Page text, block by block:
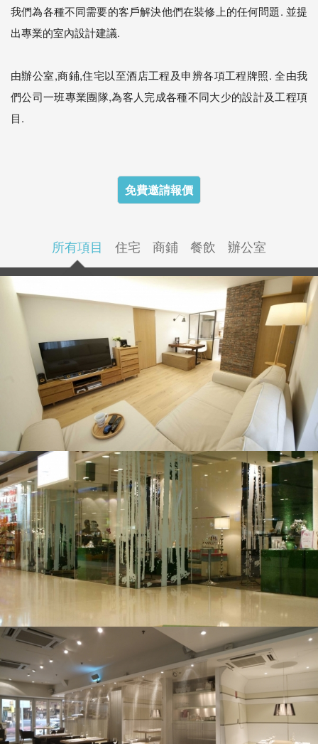
我們為各種不同需要的客戶解決他們在裝修上的任何問題. 並提
出專業的室內設計建議.
由辦公室,商鋪,住宅以至酒店工程及申辨各項工程牌照. 全由我
們公司一班專業團隊,為客人完成各種不同大少的設計及工程項
目.
免費邀請報價
所有項目 住宅 商鋪 餐飲 辦公室